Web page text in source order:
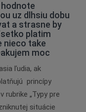
uz dlhsiu dobu
a strasne by
platim
nieco take
moc
ľudia, ak
princípy
rubrike „Typy pre
situácie